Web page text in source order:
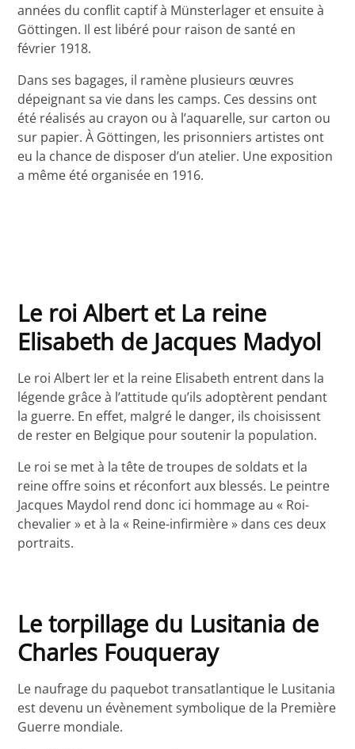
années du conflit captif à Münsterlager et ensuite à
Göttingen. Il est libéré pour raison de santé en
février 1918.
Dans ses bagages, il ramène plusieurs œuvres
dépeignant sa vie dans les camps. Ces dessins ont
été réalisés au crayon ou à l’aquarelle, sur carton ou
sur papier. À Göttingen, les prisonniers artistes ont
eu la chance de disposer d’un atelier. Une exposition
a même été organisée en 1916.
Le roi Albert et La reine
Elisabeth de Jacques Madyol
Le roi Albert Ier et la reine Elisabeth entrent dans la
légende grâce à l’attitude qu’ils adoptèrent pendant
la guerre. En effet, malgré le danger, ils choisissent
de rester en Belgique pour soutenir la population.
Le roi se met à la tête de troupes de soldats et la
reine offre soins et réconfort aux blessés. Le peintre
Jacques Maydol rend donc ici hommage au « Roi-
chevalier » et à la « Reine-infirmière » dans ces deux
portraits.
Le torpillage du Lusitania de
Charles Fouqueray
Le naufrage du paquebot transatlantique le Lusitania
est devenu un évènement symbolique de la Première
Guerre mondiale.